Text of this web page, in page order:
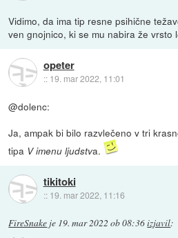
Vidimo, da ima tip resne psihične
ven gnojnico, ki se mu nabira že vrsto
opeter
:: 19. mar 2022, 11:01
@dolenc:
Ja, ampak bi bilo razvlečeno v tri
tipa V imenu ljudstva.
tikitoki
:: 19. mar 2022, 11:16
FireSnake je 19. mar 2022 ob 08:36izjavil: